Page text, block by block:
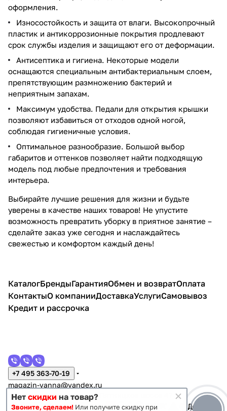
оформления.
Износостойкость и защита от влаги. Высокопрочный
пластик и антикоррозионные покрытия продлевают
срок службы изделия и защищают его от деформации.
Антисептика и гигиена. Некоторые модели
оснащаются специальным антибактериальным слоем,
препятствующим размножению бактерий и
неприятным запахам.
Максимум удобства. Педали для открытия крышки
позволяют избавиться от отходов одной ногой,
соблюдая гигиеничные условия.
Оптимальное разнообразие. Большой выбор
габаритов и оттенков позволяет найти подходящую
модель под любые предпочтения и требования
интерьера.
Выбирайте лучшие решения для жизни и будьте
уверены в качестве наших товаров! Не упустите
возможность превратить уборку в приятное занятие –
сделайте заказ уже сегодня и наслаждайтесь
свежестью и комфортом каждый день!
КаталогБрендыГарантияОбмен и возвратОплата
КонтактыО компанииДоставкаУслугиСамовывоз
Кредит и рассрочка
+7 495 363-70-19
magazin-vanna@yandex.ru
г. Москва, Митино, улица Пятницкое шоссе 47
Нет скидки на товар?
Звоните, сделаем! Или получите скидку при